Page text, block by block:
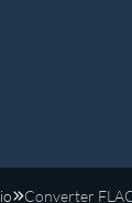
Converter